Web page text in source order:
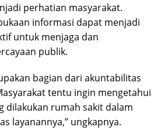
perhatian masyarakat.
informasi dapat menjadi
untuk menjaga dan
publik.
bagian dari akuntabilitas
tentu ingin mengetahui
dilakukan rumah sakit dalam
layanannya,” ungkapnya.